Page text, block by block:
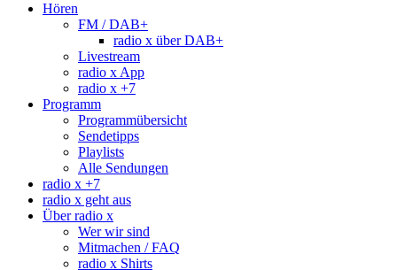
Hören
FM / DAB+
radio x über DAB+
Livestream
radio x App
radio x +7
Programm
Programmübersicht
Sendetipps
Playlists
Alle Sendungen
radio x +7
radio x geht aus
Über radio x
Wer wir sind
Mitmachen / FAQ
radio x Shirts